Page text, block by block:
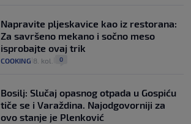
Napravite pljeskavice kao iz restorana:
Za savršeno mekano i sočno meso
isprobajte ovaj trik
COOKING 8. kol. 0
Bosilj: Slučaj opasnog otpada u Gospiću
tiče se i Varaždina. Najodgovorniji za
ovo stanje je Plenković